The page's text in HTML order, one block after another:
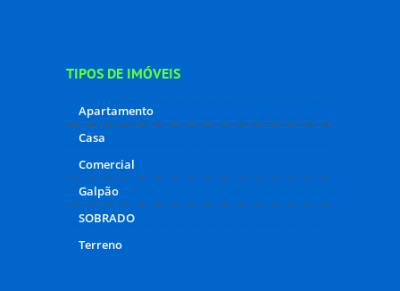
TIPOS DE IMÓVEIS
Apartamento
Casa
Comercial
Galpão
SOBRADO
Terreno